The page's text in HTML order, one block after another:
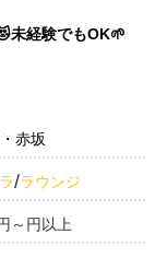
未経験でもOK🌱
赤坂
/ラウンジ
～円以上